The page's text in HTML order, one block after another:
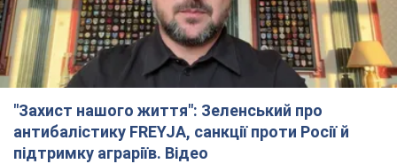
"Захист нашого життя": Зеленський про
антибалістику FREYJA, санкції проти Росії й
підтримку аграріїв. Відео